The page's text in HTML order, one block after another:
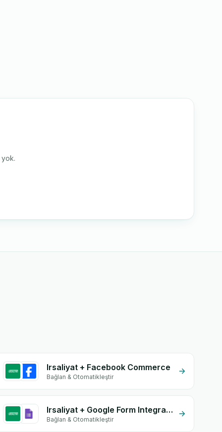
yok.
Irsaliyat + Facebook Commerce
Bağlan & Otomatikleştir
Irsaliyat + Google Form Integration
Bağlan & Otomatikleştir